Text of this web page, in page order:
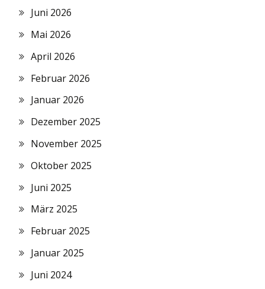
Juni 2026
Mai 2026
April 2026
Februar 2026
Januar 2026
Dezember 2025
November 2025
Oktober 2025
Juni 2025
März 2025
Februar 2025
Januar 2025
Juni 2024